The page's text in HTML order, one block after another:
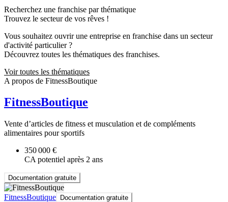
Recherchez une franchise par thématique
Trouvez le secteur de vos rêves !
Vous souhaitez ouvrir une entreprise en franchise dans un secteur
d'activité particulier ?
Découvrez toutes les thématiques des franchises.
Voir toutes les thématiques
A propos de FitnessBoutique
FitnessBoutique
Vente d’articles de fitness et musculation et de compléments
alimentaires pour sportifs
350 000 €
CA potentiel après 2 ans
Documentation gratuite
FitnessBoutique Documentation gratuite